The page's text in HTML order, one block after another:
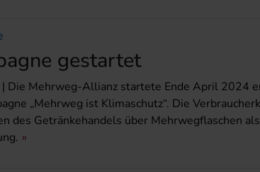
gestartet
Die Mehrweg-Allianz startete Ende April 2024
„Mehrweg ist Klimaschutz“. Die
des Getränkehandels über Mehrwegflaschen